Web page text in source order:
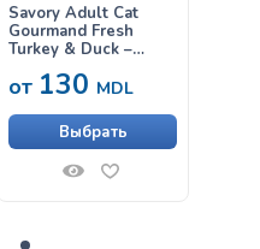
Savory Adult Cat
Gourmand Fresh
Turkey & Duck –
completă, cu conținut
bază de carne
proaspătă de curcan
от 130 MDL
Выбрать